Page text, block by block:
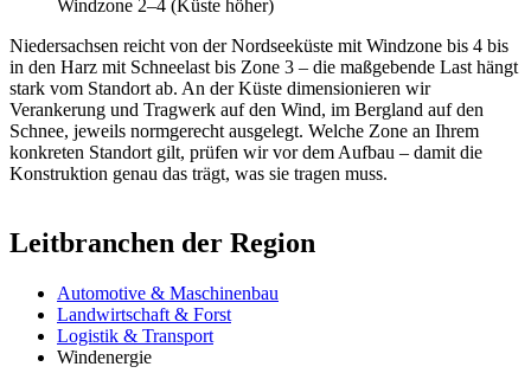
Windzone 2–4 (Küste höher)
Niedersachsen reicht von der Nordseeküste mit Windzone bis 4 bis
in den Harz mit Schneelast bis Zone 3 – die maßgebende Last hängt
stark vom Standort ab. An der Küste dimensionieren wir
Verankerung und Tragwerk auf den Wind, im Bergland auf den
Schnee, jeweils normgerecht ausgelegt. Welche Zone an Ihrem
konkreten Standort gilt, prüfen wir vor dem Aufbau – damit die
Konstruktion genau das trägt, was sie tragen muss.
Leitbranchen der Region
Automotive & Maschinenbau
Landwirtschaft & Forst
Logistik & Transport
Windenergie